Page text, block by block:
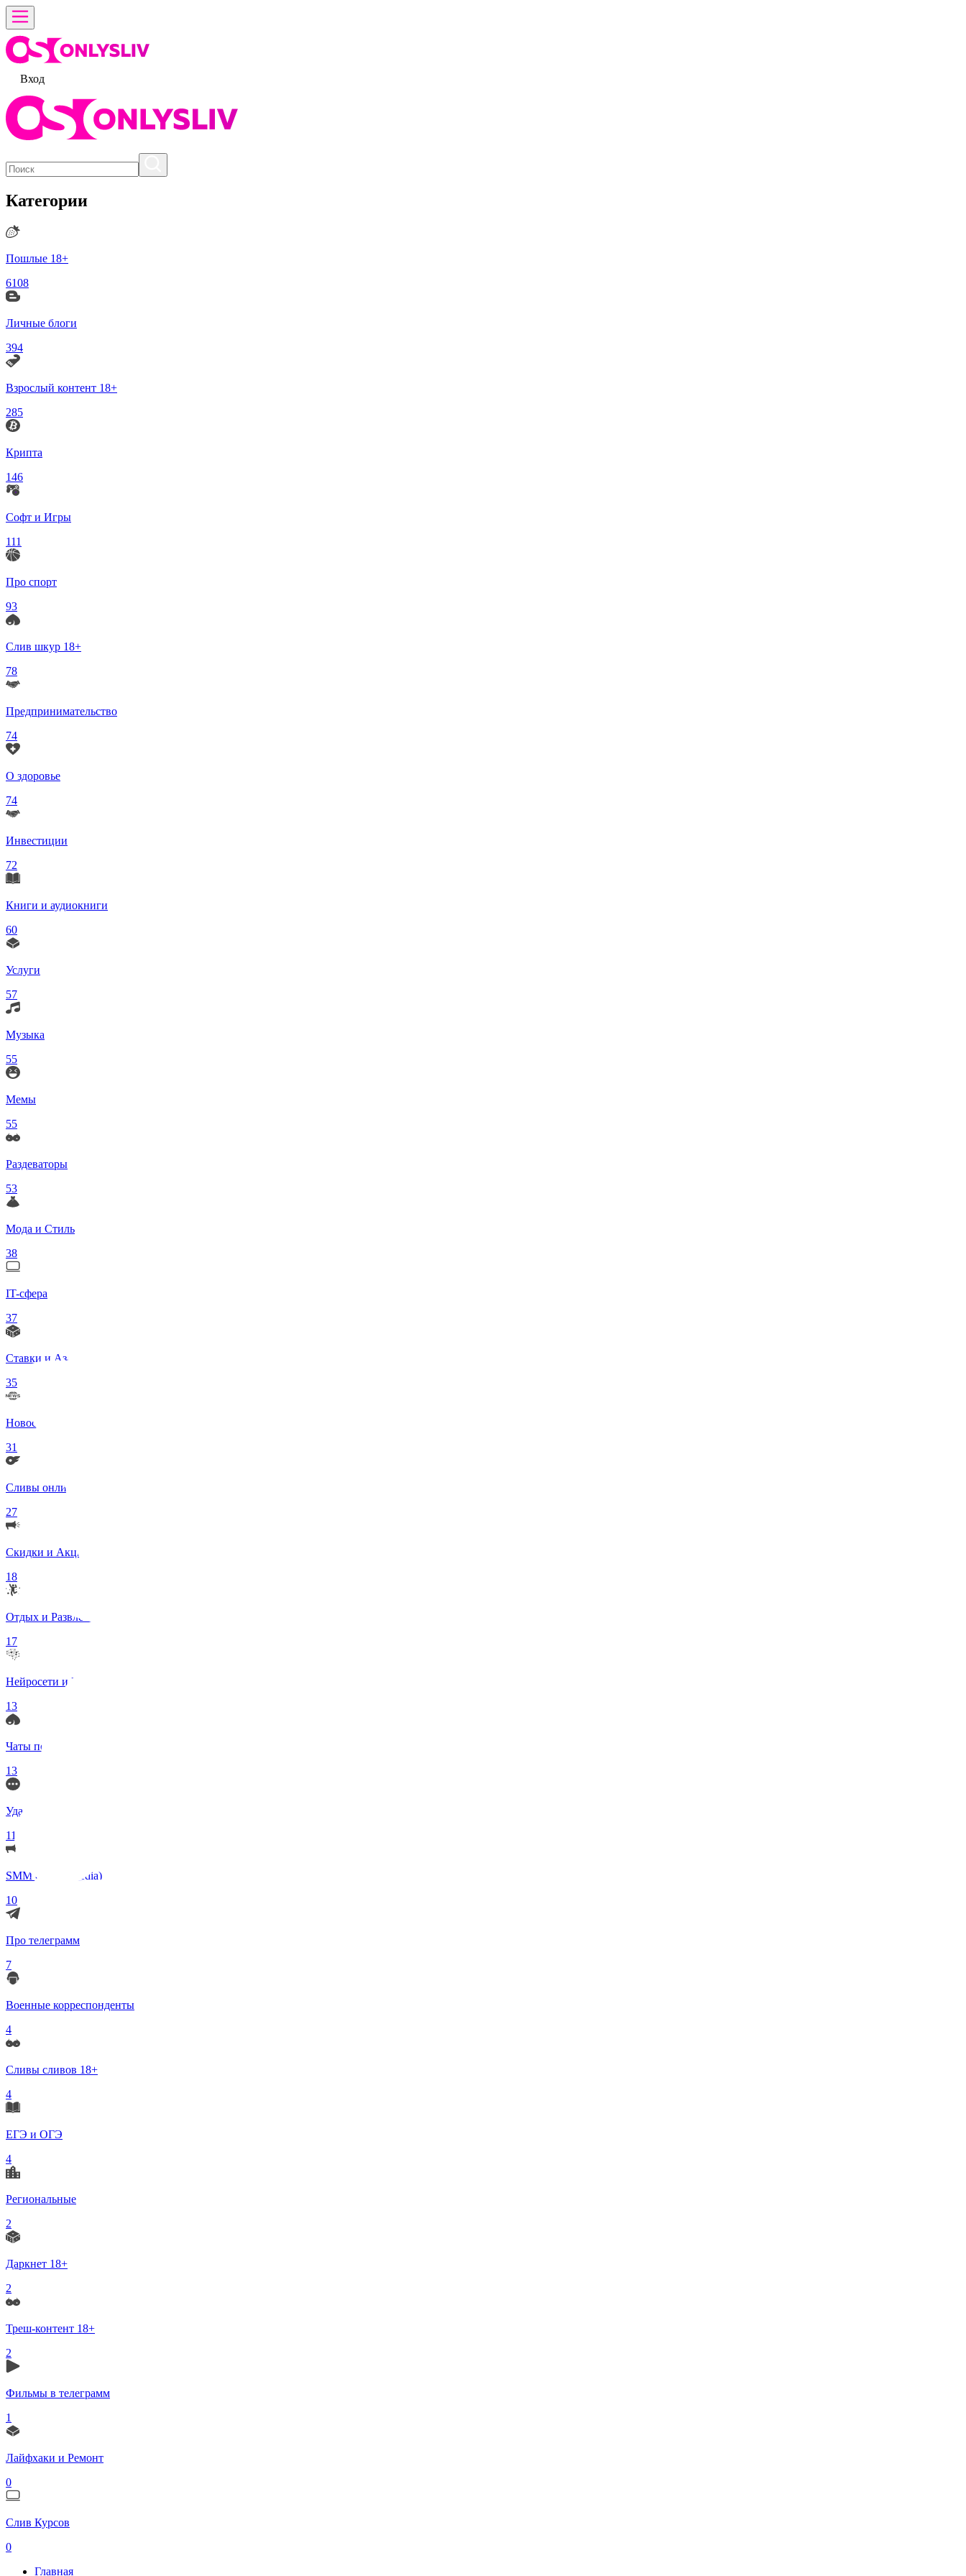
Вход
Категории
Пошлые 18+
6108
Личные блоги
394
Взрослый контент 18+
285
Крипта
146
Софт и Игры
111
Про спорт
93
Слив шкур 18+
78
Предпринимательство
74
О здоровье
74
Инвестиции
72
Книги и аудиокниги
60
Услуги
57
Музыка
55
Мемы
55
Раздеваторы
53
Мода и Стиль
38
IT-сфера
37
Ставки и Азартные игры
35
Новости в мире
31
Сливы онлифанс моделей 18+
27
Скидки и Акции
18
Отдых и Развлечения
17
Нейросети и ИИ
13
Чаты по интересам
13
Удаленка (Работа)
11
SMM (Social Media)
10
Про телеграмм
7
Военные корреспонденты
4
Сливы сливов 18+
4
ЕГЭ и ОГЭ
4
Региональные
2
Даркнет 18+
2
Треш-контент 18+
2
Фильмы в телеграмм
1
Лайфхаки и Ремонт
0
Слив Курсов
0
Главная